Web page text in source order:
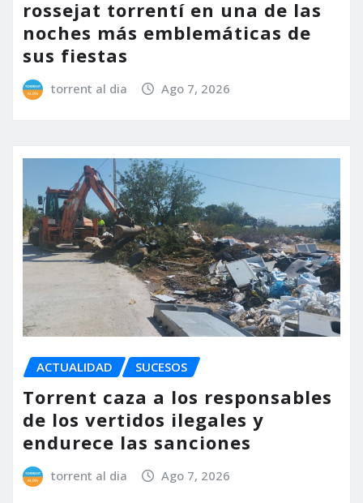
rossejat torrentí en una de las
noches más emblemáticas de
sus fiestas
torrent al dia Ago 7, 2026
ACTUALIDAD SUCESOS
Torrent caza a los responsables
de los vertidos ilegales y
endurece las sanciones
torrent al dia Ago 7, 2026